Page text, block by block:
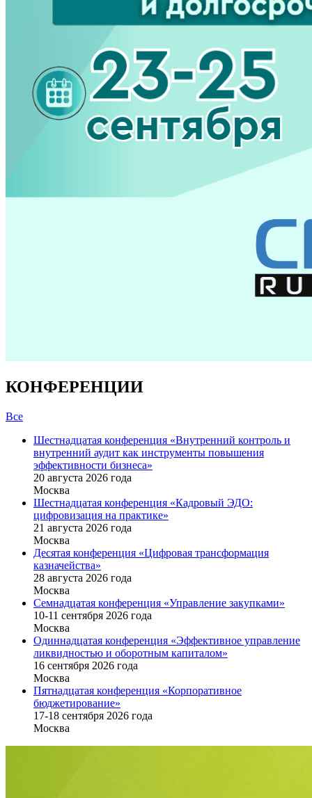
КОНФЕРЕНЦИИ
Все
Шестнадцатая конференция «Внутренний контроль и
внутренний аудит как инструменты повышения
эффективности бизнеса»
20 августа 2026 года
Москва
Шестнадцатая конференция «Кадровый ЭДО:
цифровизация на практике»
21 августа 2026 года
Москва
Десятая конференция «Цифровая трансформация
казначейства»
28 августа 2026 года
Москва
Семнадцатая конференция «Управление закупками»
10-11 сентября 2026 года
Москва
Одиннадцатая конференция «Эффективное управление
ликвидностью и оборотным капиталом»
16 cентября 2026 года
Москва
Пятнадцатая конференция «Корпоративное
бюджетирование»
17-18 сентября 2026 года
Москва